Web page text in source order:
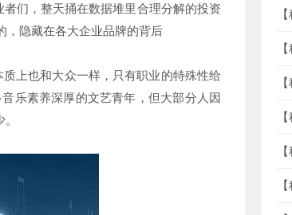
们，整天捅在数据堆里合理分解的投资
，隐藏在各大企业品牌的背后
上也和大众一样，只有职业的特殊性给
乐素养深厚的文艺青年，但大部分人因